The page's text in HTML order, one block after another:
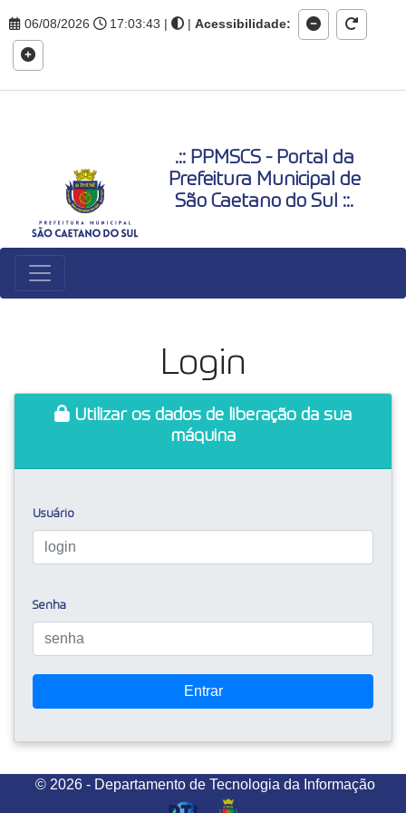
06/08/2026 17:03:43 | | Acessibilidade:
.:: PPMSCS - Portal da
Prefeitura Municipal de
São Caetano do Sul ::.
Login
Utilizar os dados de liberação da sua
máquina
Usuário
Senha
Entrar
© 2026 - Departamento de Tecnologia da Informação